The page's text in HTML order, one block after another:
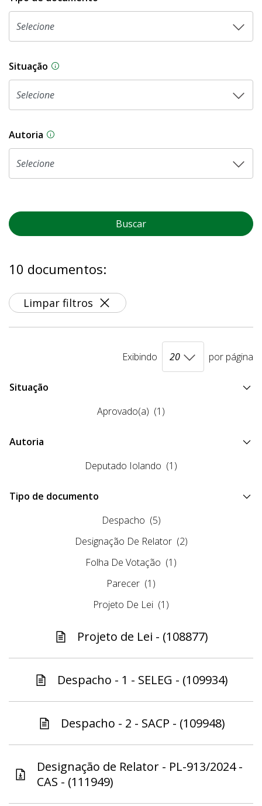
Situação Na CLDF, as proposições legislativas
Autoria As proposições legislativas na CLDF podem
Buscar
10 documentos:
Limpar filtros
Exibindo por página
Situação
Aprovado(a) (1)
Autoria
Deputado Iolando (1)
Tipo de documento
Despacho (5)
Designação De Relator (2)
Folha De Votação (1)
Parecer (1)
Projeto De Lei (1)
Projeto de Lei - (108877)
Despacho - 1 - SELEG - (109934)
Despacho - 2 - SACP - (109948)
Designação de Relator - PL-913/2024 -
CAS - (111949)